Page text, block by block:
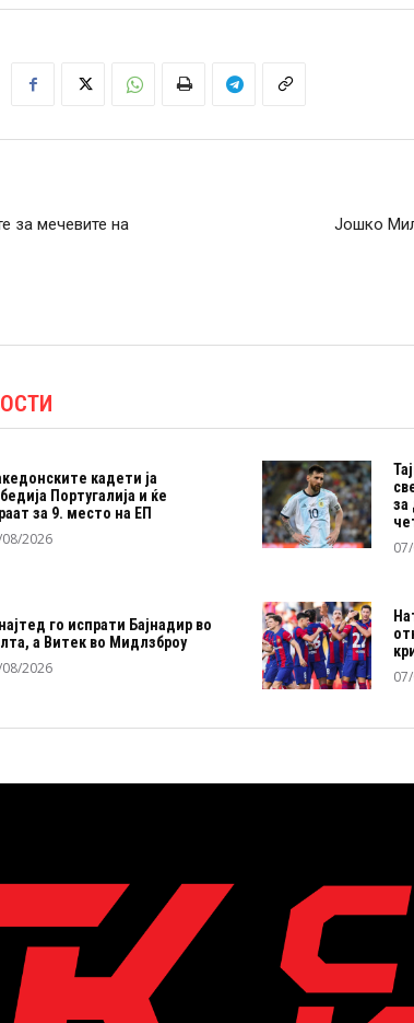
за мечевите на
Јошко
кадети ја
Португалија и ќе
за 9. место на ЕП
2026
за
го испрати Бајнадир во
а Витек во Мидлзброу
2026